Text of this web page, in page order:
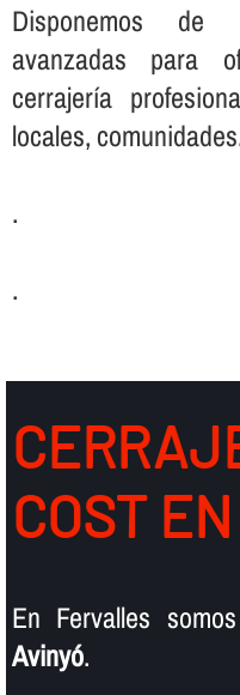
Disponemos de
avanzadas para
cerrajerí­a
locales,
.
.
COST
En Fervalles somos
Avinyó.